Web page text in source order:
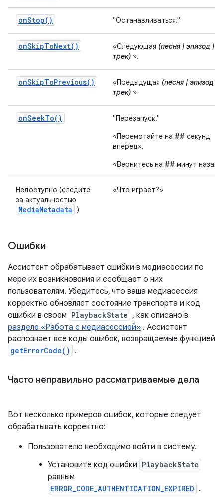
onStop() "Останавливаться."
onSkipToNext() «Следующая (песня | эпизод |
трек) ».
onSkipToPrevious() «Предыдущая (песня | эпизод |
трек) »
onSeekTo()
"Перезапуск."
«Перемотайте на ## секунд
вперед».
«Вернитесь на ## минут
Недоступно (следите
за актуальностью
MediaMetadata )
«Что играет?»
Ошибки
Ассистент обрабатывает ошибки в медиасессии по
мере их возникновения и сообщает о них
пользователям. Убедитесь, что ваша медиасессия
корректно обновляет состояние транспорта и код
ошибки в своем PlaybackState , как описано в
разделе «Работа с медиасессией» . Ассистент
распознает все коды ошибок, возвращаемые функцией
getErrorCode() .
Часто неправильно рассматриваемые дела
Вот несколько примеров ошибок, которые следует
обрабатывать корректно:
Пользователю необходимо войти в систему.
Установите код ошибки PlaybackState
равным
ERROR_CODE_AUTHENTICATION_EXPIRED .